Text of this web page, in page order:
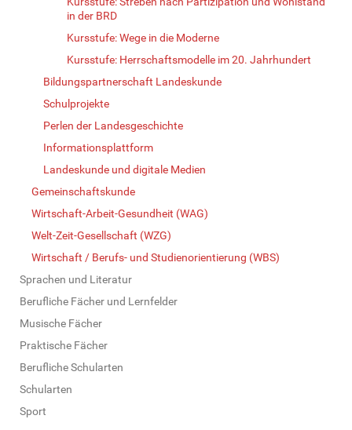
in der BRD
Kursstufe: Wege in die Moderne
Kursstufe: Herrschaftsmodelle im 20. Jahrhundert
Bildungspartnerschaft Landeskunde
Schulprojekte
Perlen der Landesgeschichte
Informationsplattform
Landeskunde und digitale Medien
Gemeinschaftskunde
Wirtschaft-Arbeit-Gesundheit (WAG)
Welt-Zeit-Gesellschaft (WZG)
Wirtschaft / Berufs- und Studienorientierung (WBS)
Sprachen und Literatur
Berufliche Fächer und Lernfelder
Musische Fächer
Praktische Fächer
Berufliche Schularten
Schularten
Sport